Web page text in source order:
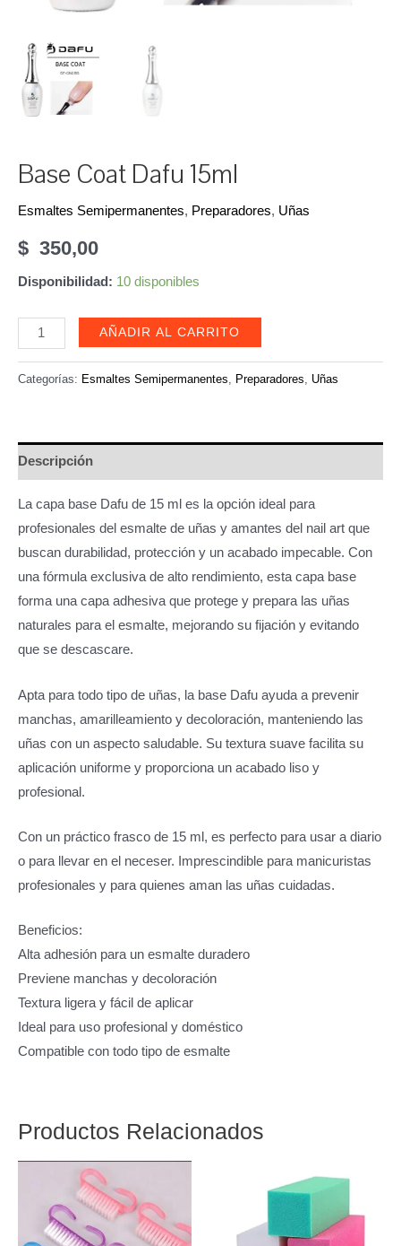
Base Coat Dafu 15ml
Esmaltes Semipermanentes, Preparadores, Uñas
$ 350,00
Disponibilidad: 10 disponibles
Base
Coat
Dafu
AÑADIR AL CARRITO
Categorías: Esmaltes Semipermanentes Preparadores Uñas
Descripción
La capa base Dafu de 15 ml es la opción ideal para
profesionales del esmalte de uñas y amantes del nail art que
buscan durabilidad, protección y un acabado impecable. Con
una fórmula exclusiva de alto rendimiento, esta capa base
forma una capa adhesiva que protege y prepara las uñas
naturales para el esmalte, mejorando su fijación y evitando
que se descascare.
Apta para todo tipo de uñas, la base Dafu ayuda a prevenir
manchas, amarilleamiento y decoloración, manteniendo las
uñas con un aspecto saludable. Su textura suave facilita su
aplicación uniforme y proporciona un acabado liso y
profesional.
Con un práctico frasco de 15 ml, es perfecto para usar a diario
o para llevar en el neceser. Imprescindible para manicuristas
profesionales y para quienes aman las uñas cuidadas.
Beneficios:
Alta adhesión para un esmalte duradero
Previene manchas y decoloración
Textura ligera y fácil de aplicar
Ideal para uso profesional y doméstico
Compatible con todo tipo de esmalte
Productos Relacionados